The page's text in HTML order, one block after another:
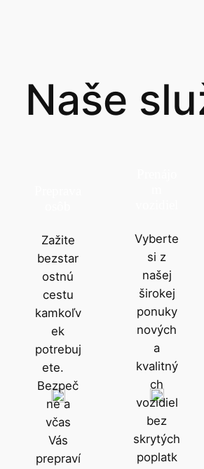
Naše
Zažite
bezstar
ostnú
cestu
kamkoľv
ek
potrebuj
ete.
Bezpeč
ne a
včas
Vás
prepraví
Vyberte
si z
našej
širokej
ponuky
nových
a
kvalitný
ch
vozidiel
bez
skrytých
poplatk